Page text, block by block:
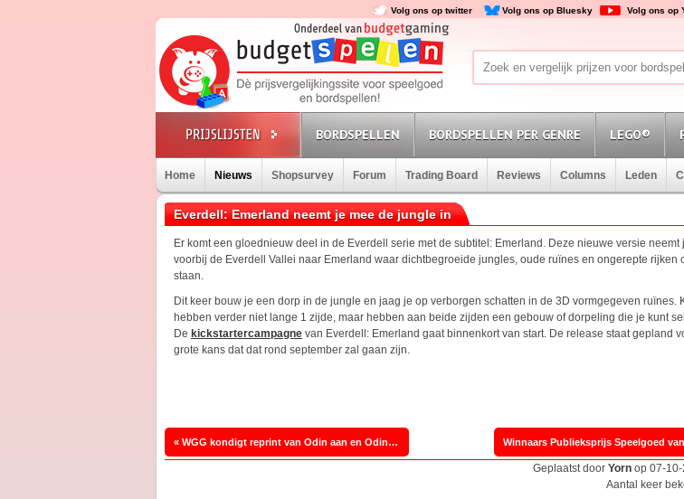
Volg ons op twitter Volg ons op Bluesky Volg ons op
BORDSPELLEN BORDSPELLEN PER GENRE LEGO®
Home Nieuws Shopsurvey Forum Trading Board Reviews Columns Leden
Everdell: Emerland neemt je mee de jungle in
Er komt een gloednieuw deel in de Everdell serie met de subtitel: Emerland. Deze nieuwe versie neemt
voorbij de Everdell Vallei naar Emerland waar dichtbegroeide jungles, oude ruïnes en ongerepte rijken
staan.
Dit keer bouw je een dorp in de jungle en jaag je op verborgen schatten in de 3D vormgegeven ruïnes.
hebben verder niet lange 1 zijde, maar hebben aan beide zijden een gebouw of dorpeling die je kunt
De kickstartercampagne van Everdell: Emerland gaat binnenkort van start. De release staat gepland
grote kans dat dat rond september zal gaan zijn.
« WGG kondigt reprint van Odin aan en Odin: De Noren
Geplaatst door Yorn op 07-
Aantal keer